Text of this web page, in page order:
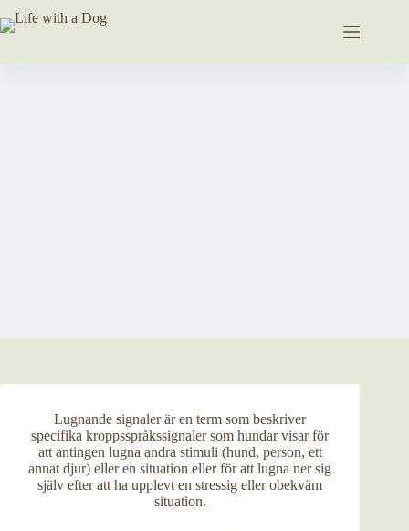
Lugnande signaler är en term som beskriver
specifika kroppsspråkssignaler som hundar visar för
att antingen lugna andra stimuli (hund, person, ett
annat djur) eller en situation eller för att lugna ner sig
själv efter att ha upplevt en stressig eller obekväm
situation.